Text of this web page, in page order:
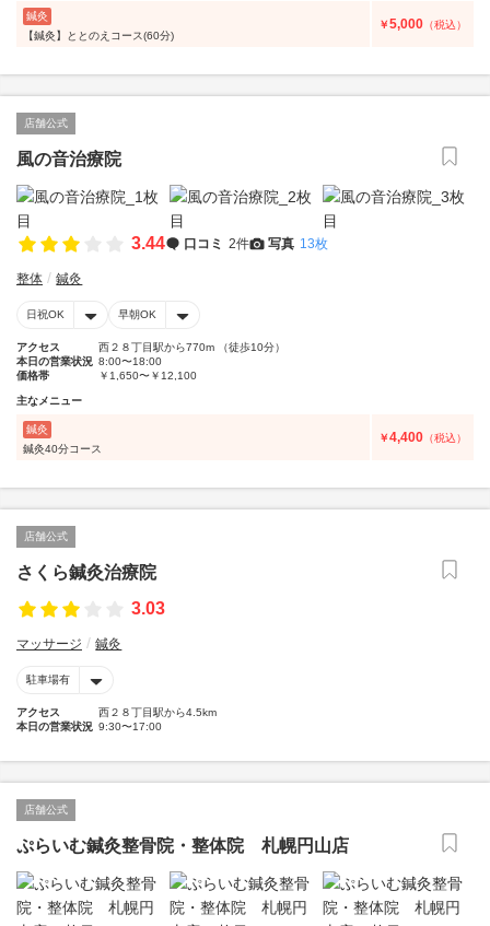
鍼灸
【鍼灸】ととのえコース(60分)
￥5,000 （税込）
店舗公式
風の音治療院
3.44 口コミ 2件 写真 13枚
整体 鍼灸
日祝OK 早朝OK
アクセス
西２８丁目駅から770m （徒歩10分）
本日の営業状況 8:00〜18:00
価格帯
￥1,650〜￥12,100
主なメニュー
鍼灸
鍼灸40分コース
￥4,400 （税込）
店舗公式
さくら鍼灸治療院
3.03
マッサージ 鍼灸
駐車場有
アクセス
西２８丁目駅から4.5km
本日の営業状況 9:30〜17:00
店舗公式
ぷらいむ鍼灸整骨院・整体院 札幌円山店